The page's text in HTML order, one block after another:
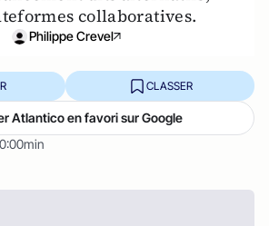
collaboratives.
Philippe Crevel
0:00min
CLASSER
Atlantico en favori sur Google